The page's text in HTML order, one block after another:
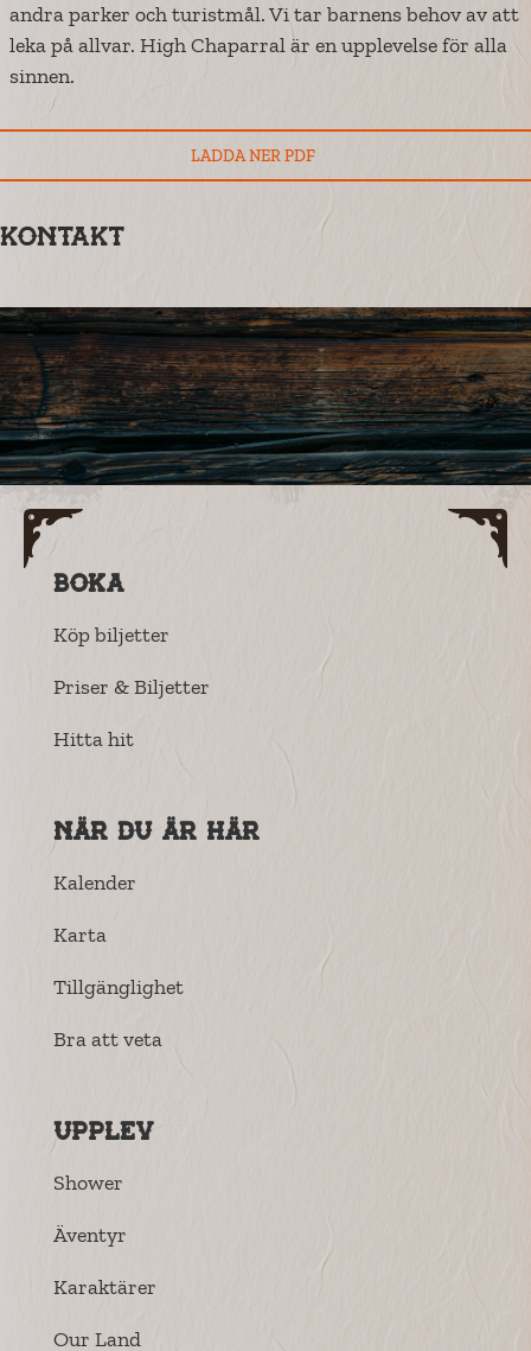
andra parker och turistmål. Vi tar barnens behov av att
leka på allvar. High Chaparral är en upplevelse för alla
sinnen.
LADDA NER PDF
LADDA NER
Kontakt
Boka
Köp biljetter
Priser & Biljetter
Hitta hit
När du är här
Kalender
Karta
Tillgänglighet
Bra att veta
Upplev
Shower
Äventyr
Karaktärer
Our Land